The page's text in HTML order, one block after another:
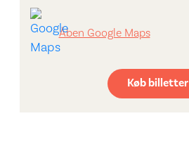
Åben Google Maps
Køb billetter